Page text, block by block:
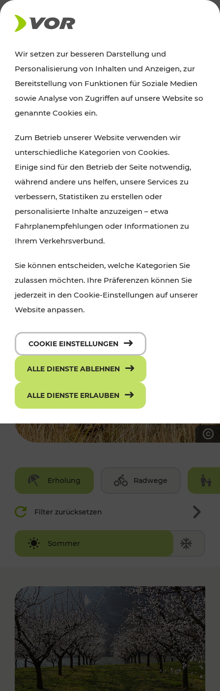
AKTUELLES
Ausflugstipps
Wien, Niederösterreich und das Burgenland
Wanderungen, Kultur und Gastronomie,
Radtouren oder purer Naturgenuss – viele
Attraktionen sind mit den Ticket- und Fahrplan-
Angeboten des VOR gut und schnell erreichbar.
Erholung Radwege
Filter zurücksetzen
Sommer
Winter
Wir setzen zur besseren Darstellung und
Personalisierung von Inhalten und Anzeigen, zur
Bereitstellung von Funktionen für Soziale Medien
sowie Analyse von Zugriffen auf unsere Website so
genannte Cookies ein.
Zum Betrieb unserer Website verwenden wir
unterschiedliche Kategorien von Cookies.
Einige sind für den Betrieb der Seite notwendig,
während andere uns helfen, unsere Services zu
verbessern, Statistiken zu erstellen oder
personalisierte Inhalte anzuzeigen – etwa
Fahrplanempfehlungen oder Informationen zu
Ihrem Verkehrsverbund.
Sie können entscheiden, welche Kategorien Sie
zulassen möchten. Ihre Präferenzen können Sie
jederzeit in den Cookie-Einstellungen auf unserer
Website anpassen.
COOKIE EINSTELLUNGEN
ALLE DIENSTE ABLEHNEN
ALLE DIENSTE ERLAUBEN